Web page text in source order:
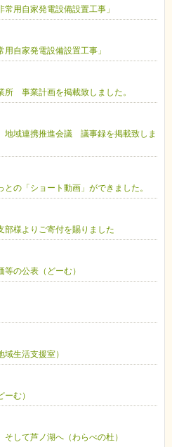
用自家発電設備設置工事」
自家発電設備設置工事」
事業計画を掲載致しました。
地域連携推進会議 議事録を掲載致しま
の「ショート動画」ができました。
様よりご寄付を賜りました
の公表（どーむ）
生活支援室）
む）
して芦ノ湖へ（わらべの杜）